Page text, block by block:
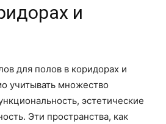
и
для полов в коридорах и
учитывать множество
эстетические
Эти пространства, как